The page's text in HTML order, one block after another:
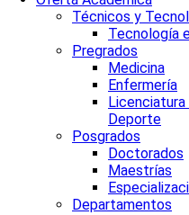
Técnicos y
Tecnología
Pregrados
Medicina
Enfermería
Licenciatura
Deporte
Posgrados
Doctorados
Maestrías
Departamentos